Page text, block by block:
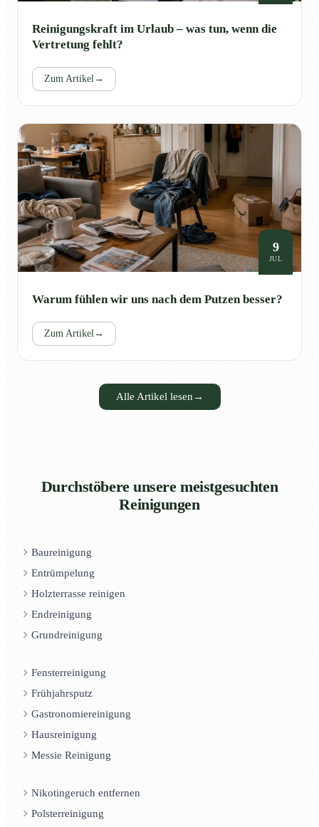
Reinigungskraft im Urlaub – was tun, wenn die
Vertretung fehlt?
Zum Artikel →
9
JUL
Warum fühlen wir uns nach dem Putzen besser?
Zum Artikel →
Alle Artikel lesen →
Durchstöbere unsere meistgesuchten
Reinigungen
Baureinigung
Entrümpelung
Holzterrasse reinigen
Endreinigung
Grundreinigung
Fensterreinigung
Frühjahrsputz
Gastronomiereinigung
Hausreinigung
Messie Reinigung
Nikotingeruch entfernen
Polsterreinigung